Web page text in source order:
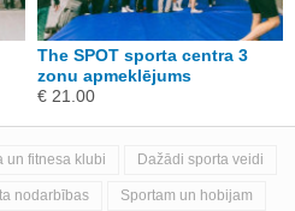
The SPOT sporta centra 3
zonu apmeklējums
€ 21.00
un fitnesa klubi Dažādi sporta veidi
nodarbības Sportam un hobijam